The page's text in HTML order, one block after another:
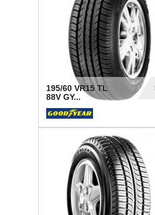
195/60 VR15 TL
88V GY...